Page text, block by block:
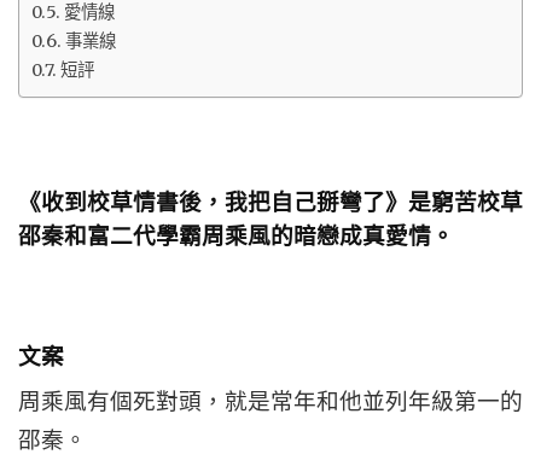
愛情線
事業線
短評
《收到校草情書後，我把自己掰彎了》是窮苦校草
邵秦和富二代學霸周乘風的暗戀成真愛情。
文案
周乘風有個死對頭，就是常年和他並列年級第一的
邵秦。